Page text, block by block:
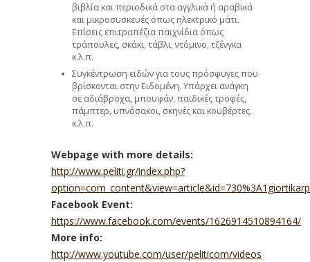
βιβλία και περιοδικά στα αγγλικά ή αραβικά
και μικροσυσκευές όπως ηλεκτρικό μάτι.
Επίσεις επιτραπέζια παιχνίδια όπως
τράπουλες, σκάκι, τάβλι, ντόμινο, τζένγκα
κ.λ.π.
Συγκέντρωση ειδών για τους πρόσφυγες που
βρίσκονται στην Ειδομένη. Υπάρχει ανάγκη
σε αδιάβροχα, μπουφάν, παιδικές τροφές,
πάμπτερ, υπνόσακοι, σκηνές και κουβέρτες.
κ.λ.π.
Webpage with more details:
http://www.peliti.gr/index.php?
Facebook Event:
https://www.facebook.com/events/1626914510894164/
More info:
http://www.youtube.com/user/peliticom/videos